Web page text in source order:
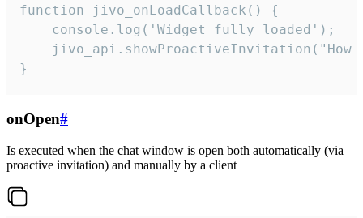
function jivo_onLoadCallback() {
    console.log('Widget fully loaded');
jivo_api.showProactiveInvitation("How
}
onOpen#
Is executed when the chat window is open both automatically (via
proactive invitation) and manually by a client